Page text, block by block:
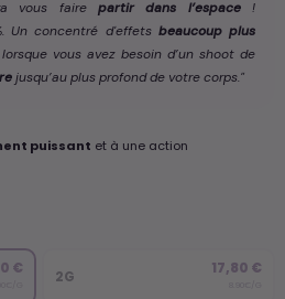
vous faire partir dans l’espace!
Un concentré d'effets beaucoup plus
vous avez besoin d’un shoot de
jusqu’au plus profond de votre corps."
puissant et à une action
€ 2G 17,80 €